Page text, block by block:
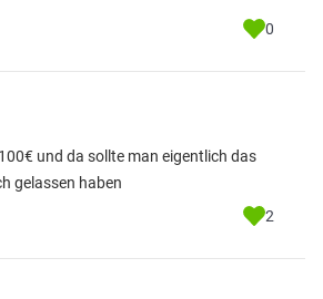
0
und da sollte man eigentlich das
gelassen haben
2